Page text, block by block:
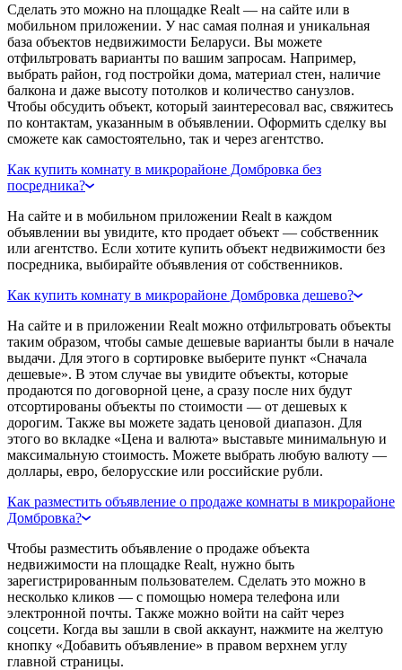
Сделать это можно на площадке Realt — на сайте или в
мобильном приложении. У нас самая полная и уникальная
база объектов недвижимости Беларуси. Вы можете
отфильтровать варианты по вашим запросам. Например,
выбрать район, год постройки дома, материал стен, наличие
балкона и даже высоту потолков и количество санузлов.
Чтобы обсудить объект, который заинтересовал вас, свяжитесь
по контактам, указанным в объявлении. Оформить сделку вы
сможете как самостоятельно, так и через агентство.
Как купить комнату в микрорайоне Домбровка без
посредника?
На сайте и в мобильном приложении Realt в каждом
объявлении вы увидите, кто продает объект — собственник
или агентство. Если хотите купить объект недвижимости без
посредника, выбирайте объявления от собственников.
Как купить комнату в микрорайоне Домбровка дешево?
На сайте и в приложении Realt можно отфильтровать объекты
таким образом, чтобы самые дешевые варианты были в начале
выдачи. Для этого в сортировке выберите пункт «Сначала
дешевые». В этом случае вы увидите объекты, которые
продаются по договорной цене, а сразу после них будут
отсортированы объекты по стоимости — от дешевых к
дорогим. Также вы можете задать ценовой диапазон. Для
этого во вкладке «Цена и валюта» выставьте минимальную и
максимальную стоимость. Можете выбрать любую валюту —
доллары, евро, белорусские или российские рубли.
Как разместить объявление о продаже комнаты в микрорайоне
Домбровка?
Чтобы разместить объявление о продаже объекта
недвижимости на площадке Realt, нужно быть
зарегистрированным пользователем. Сделать это можно в
несколько кликов — с помощью номера телефона или
электронной почты. Также можно войти на сайт через
соцсети. Когда вы зашли в свой аккаунт, нажмите на желтую
кнопку «Добавить объявление» в правом верхнем углу
главной страницы.